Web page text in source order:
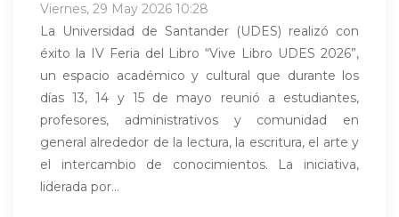
Viernes, 29 May 2026 10:28
La Universidad de Santander (UDES) realizó con
éxito la IV Feria del Libro “Vive Libro UDES 2026”,
un espacio académico y cultural que durante los
días 13, 14 y 15 de mayo reunió a estudiantes,
profesores, administrativos y comunidad en
general alrededor de la lectura, la escritura, el arte y
el intercambio de conocimientos. La iniciativa,
liderada por...